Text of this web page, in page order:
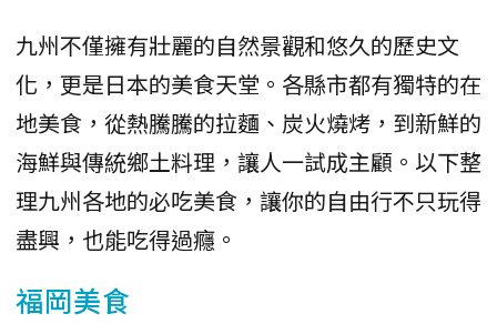
九州不僅擁有壯麗的自然景觀和悠久的歷史文
化，更是日本的美食天堂。各縣市都有獨特的在
地美食，從熱騰騰的拉麵、炭火燒烤，到新鮮的
海鮮與傳統鄉土料理，讓人一試成主顧。以下整
理九州各地的必吃美食，讓你的自由行不只玩得
盡興，也能吃得過癮。
福岡美食